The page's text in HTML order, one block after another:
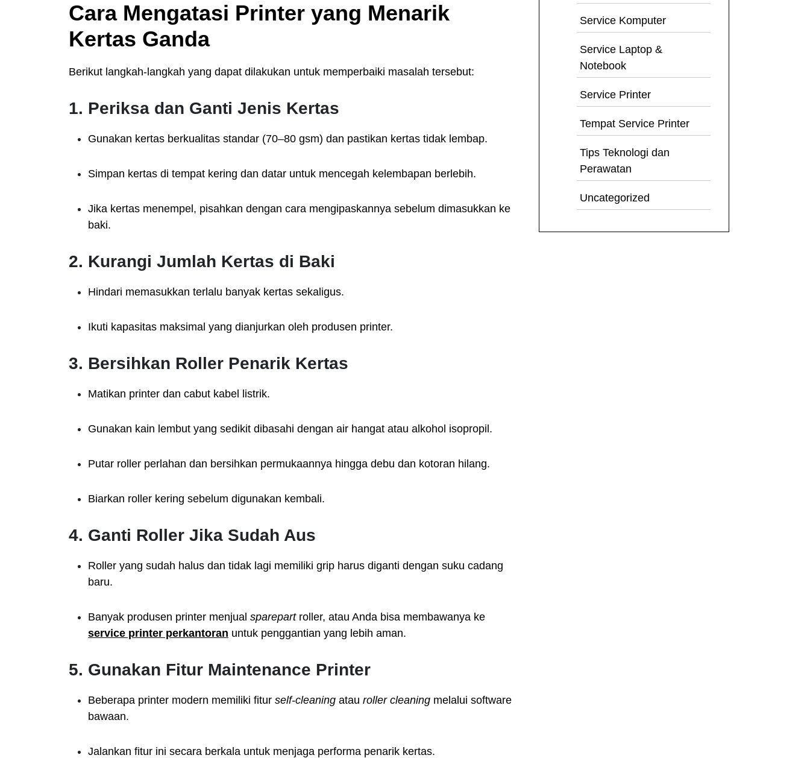
Cara Mengatasi Printer yang Menarik
Kertas Ganda
Berikut langkah-langkah yang dapat dilakukan untuk memperbaiki masalah tersebut:
1. Periksa dan Ganti Jenis Kertas
Gunakan kertas berkualitas standar (70–80 gsm) dan pastikan kertas tidak lembap.
Simpan kertas di tempat kering dan datar untuk mencegah kelembapan berlebih.
Jika kertas menempel, pisahkan dengan cara mengipaskannya sebelum dimasukkan ke
baki.
2. Kurangi Jumlah Kertas di Baki
Hindari memasukkan terlalu banyak kertas sekaligus.
Ikuti kapasitas maksimal yang dianjurkan oleh produsen printer.
3. Bersihkan Roller Penarik Kertas
Matikan printer dan cabut kabel listrik.
Gunakan kain lembut yang sedikit dibasahi dengan air hangat atau alkohol isopropil.
Putar roller perlahan dan bersihkan permukaannya hingga debu dan kotoran hilang.
Biarkan roller kering sebelum digunakan kembali.
4. Ganti Roller Jika Sudah Aus
Roller yang sudah halus dan tidak lagi memiliki grip harus diganti dengan suku cadang
baru.
Banyak produsen printer menjual sparepartroller, atau Anda bisa membawanya ke
service printer perkantoran untuk penggantian yang lebih aman.
5. Gunakan Fitur Maintenance Printer
Beberapa printer modern memiliki fitur self-cleaning atau roller cleaning melalui software
bawaan.
Jalankan fitur ini secara berkala untuk menjaga performa penarik kertas.
Service Komputer
Service Laptop &
Notebook
Service Printer
Tempat Service Printer
Tips Teknologi dan
Perawatan
Uncategorized